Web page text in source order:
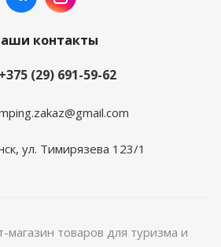
контакты
+375 (29) 691-59-62
ул. Тимирязева 123/1
товаров для туризма и